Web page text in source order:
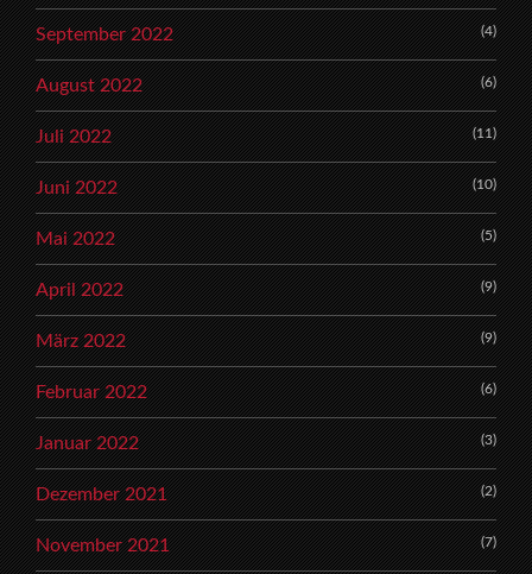
September 2022 (4)
August 2022 (6)
Juli 2022 (11)
Juni 2022 (10)
Mai 2022 (5)
April 2022 (9)
März 2022 (9)
Februar 2022 (6)
Januar 2022 (3)
Dezember 2021 (2)
November 2021 (7)